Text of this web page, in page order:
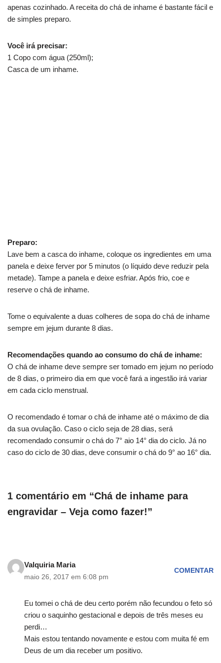
apenas cozinhado. A receita do chá de inhame é bastante fácil e
de simples preparo.
Você irá precisar:
1 Copo com água (250ml);
Casca de um inhame.
Preparo:
Lave bem a casca do inhame, coloque os ingredientes em uma
panela e deixe ferver por 5 minutos (o líquido deve reduzir pela
metade). Tampe a panela e deixe esfriar. Após frio, coe e
reserve o chá de inhame.
Tome o equivalente a duas colheres de sopa do chá de inhame
sempre em jejum durante 8 dias.
Recomendações quando ao consumo do chá de inhame:
O chá de inhame deve sempre ser tomado em jejum no período
de 8 dias, o primeiro dia em que você fará a ingestão irá variar
em cada ciclo menstrual.
O recomendado é tomar o chá de inhame até o máximo de dia
da sua ovulação. Caso o ciclo seja de 28 dias, será
recomendado consumir o chá do 7° aio 14° dia do ciclo. Já no
caso do ciclo de 30 dias, deve consumir o chá do 9° ao 16° dia.
1 comentário em “Chá de inhame para
engravidar – Veja como fazer!”
Valquiria Maria
maio 26, 2017 em 6:08 pm
COMENTAR
Eu tomei o chá de deu certo porém não fecundou o feto só
criou o saquinho gestacional e depois de três meses eu
perdi…
Mais estou tentando novamente e estou com muita fé em
Deus de um dia receber um positivo.